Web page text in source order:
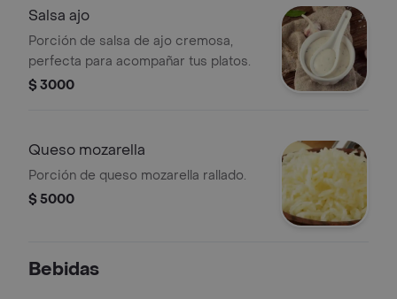
Salsa ajo
Porción de salsa de ajo cremosa,
perfecta para acompañar tus platos.
$ 3000
Queso mozarella
Porción de queso mozarella rallado.
$ 5000
Bebidas